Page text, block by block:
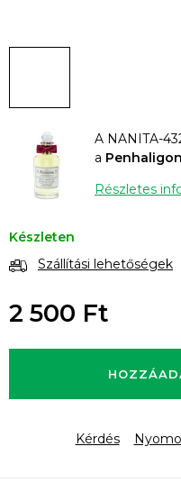
A NANITA-
a
Részletes
Készleten
Szállítási lehetőségek
2 500 Ft
Kérdés